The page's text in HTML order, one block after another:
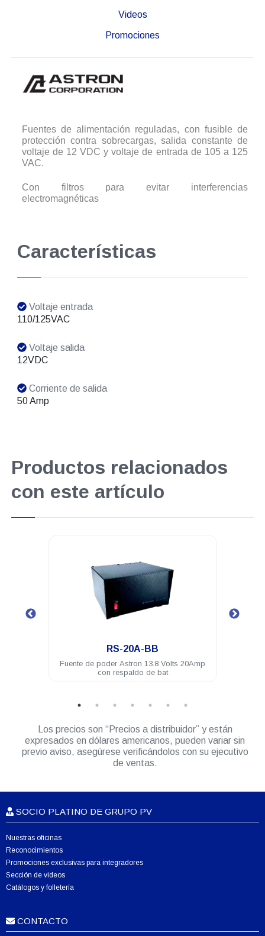
Videos
Promociones
Fuentes de alimentación reguladas, con fusible de
protección contra sobrecargas, salida constante de
voltaje de 12 VDC y voltaje de entrada de 105 a 125
VAC.
Con filtros para evitar interferencias
electromagnéticas
Características
Voltaje entrada
110/125VAC
Voltaje salida
12VDC
Corriente de salida
50 Amp
Productos relacionados
con este artículo
de poder Astron 13.8 Volts 20Amp
con respaldo de bat
Fuente de poder Astron
Los precios son “Precios a distribuidor” y están
expresados en dólares americanos, pueden variar sin
previo aviso, asegúrese verificándolos con su ejecutivo
de ventas.
SOCIO PLATINO DE GRUPO PV
Nuestras oficinas
Reconocimientos
Promociones exclusivas para integradores
Sección de videos
Catálogos y folletería
CONTACTO